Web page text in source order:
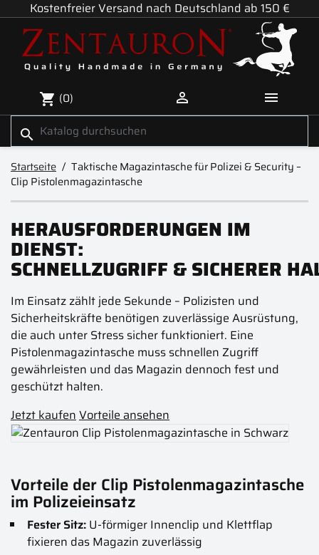
Kostenfreier Versand nach Deutschland ab 150 €
shopping_cart (0)  
search
Startseite
Taktische Magazintasche für Polizei & Security –
Clip Pistolenmagazintasche
HERAUSFORDERUNGEN IM
DIENST:
SCHNELLZUGRIFF & SICHERER
Im Einsatz zählt jede Sekunde – Polizisten und
Sicherheitskräfte benötigen zuverlässige Ausrüstung,
die auch unter Stress sicher funktioniert. Eine
Pistolenmagazintasche muss schnellen Zugriff
gewährleisten und das Magazin dennoch fest und
geschützt halten.
Jetzt kaufen Vorteile ansehen
Vorteile der Clip Pistolenmagazintasche
im Polizeieinsatz
Fester Sitz:U-förmiger Innenclip und Klettflap
fixieren das Magazin zuverlässig